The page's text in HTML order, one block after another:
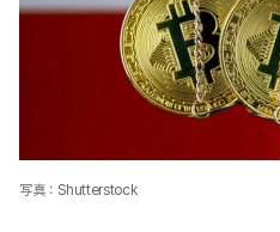
写真：Shutterstock